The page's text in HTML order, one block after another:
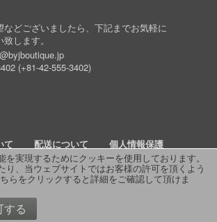
を実現するためにクッキーを使用しております。
り、当ウェブサイトではお客様の許可を頂くよう
らをクリックすると詳細をご確認して頂けま
する
などございましたら、下記までお気軽に
します。
(+81-42-555-3402)
て 配送について
個人情報保護
よくあるご質問 お問い合わせ RSS
© 2011 J Boutique